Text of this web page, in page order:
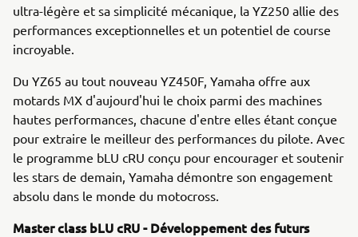
ultra-légère et sa simplicité mécanique, la YZ250 allie des
performances exceptionnelles et un potentiel de course
incroyable.
Du YZ65 au tout nouveau YZ450F, Yamaha offre aux
motards MX d'aujourd'hui le choix parmi des machines
hautes performances, chacune d'entre elles étant conçue
pour extraire le meilleur des performances du pilote. Avec
le programme bLU cRU conçu pour encourager et soutenir
les stars de demain, Yamaha démontre son engagement
absolu dans le monde du motocross.
Master class bLU cRU - Développement des futurs